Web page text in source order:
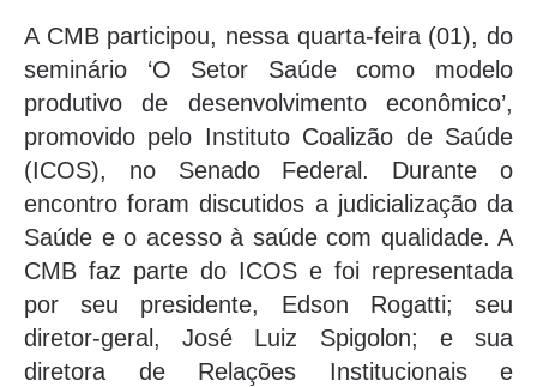
A CMB participou, nessa quarta-feira (01), do
seminário ‘O Setor Saúde como modelo
produtivo de desenvolvimento econômico’,
promovido pelo Instituto Coalizão de Saúde
(ICOS), no Senado Federal. Durante o
encontro foram discutidos a judicialização da
Saúde e o acesso à saúde com qualidade. A
CMB faz parte do ICOS e foi representada
por seu presidente, Edson Rogatti; seu
diretor-geral, José Luiz Spigolon; e sua
diretora de Relações Institucionais e